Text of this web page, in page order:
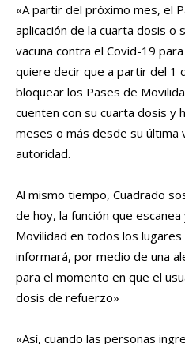
«A partir del próximo mes, el
aplicación de la cuarta dosis o
vacuna contra el Covid-19
quiere decir que a partir del 1
bloquear los Pases de
cuenten con su cuarta dosis y
meses o más desde su última
autoridad.
Al mismo tiempo, Cuadrado
de hoy, la función que
Movilidad en todos los
informará, por medio de una
para el momento en que el
dosis de refuerzo»
«Así, cuando las personas